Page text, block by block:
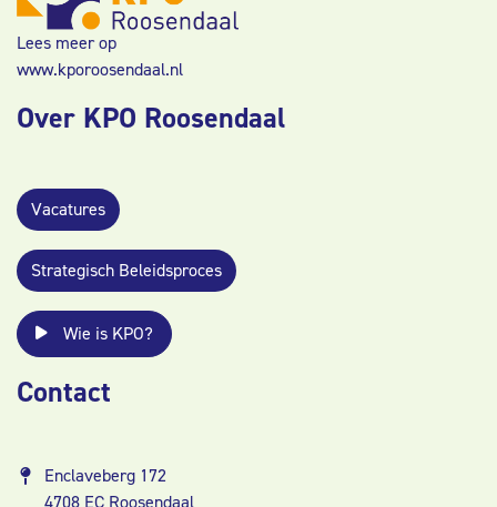
Lees meer op
www.kporoosendaal.nl
Over KPO Roosendaal
Vacatures
Strategisch Beleidsproces
Wie is KPO?
Contact
Enclaveberg 172
4708 EC Roosendaal